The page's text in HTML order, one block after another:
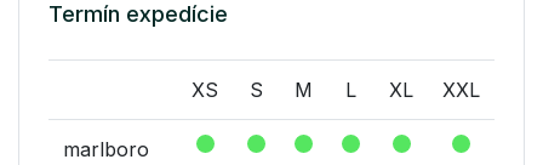
Termín expedície
XS S M L XL XXL
marlboro